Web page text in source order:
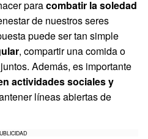
paracombatir la soledad
de nuestros seres
puede ser tan simple
, compartir una comida o
Además, es importante
actividades sociales y
líneas abiertas de